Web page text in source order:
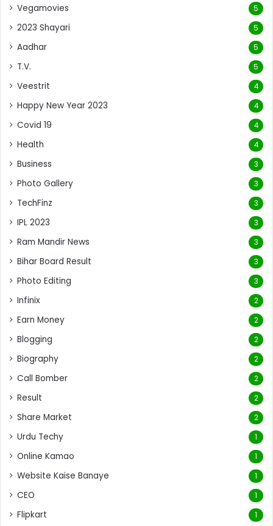
Vegamovies 5
2023 Shayari 5
Aadhar 5
T.V. 5
Veestrit 4
Happy New Year 2023 4
Covid 19 4
Health 4
Business 3
Photo Gallery 3
TechFinz 3
IPL 2023 3
Ram Mandir News 3
Bihar Board Result 3
Photo Editing 3
Infinix 2
Earn Money 2
Blogging 2
Biography 2
Call Bomber 2
Result 2
Share Market 2
Urdu Techy 1
Online Kamao 1
Website Kaise Banaye 1
CEO 1
Flipkart 1